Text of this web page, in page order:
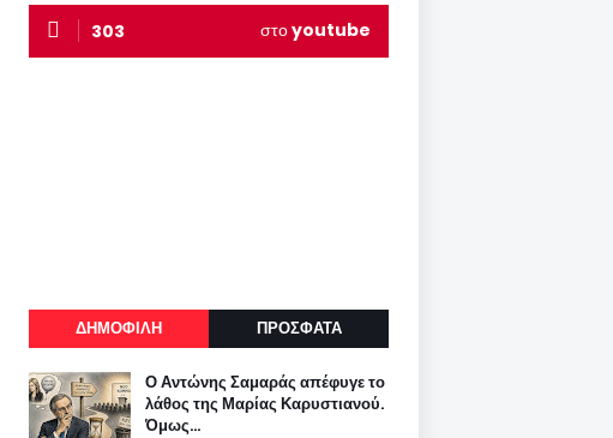
303 στοyoutube
ΔΗΜΟΦΙΛΗ ΠΡΟΣΦΑΤΑ
Ο Αντώνης Σαμαράς απέφυγε το
λάθος της Μαρίας Καρυστιανού.
Όμως...